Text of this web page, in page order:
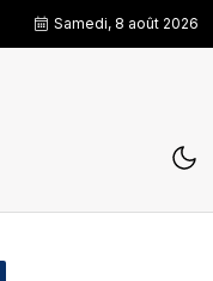
Samedi, 8 août 2026